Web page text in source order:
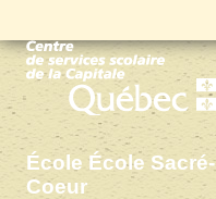
École École Sacré-
Coeur